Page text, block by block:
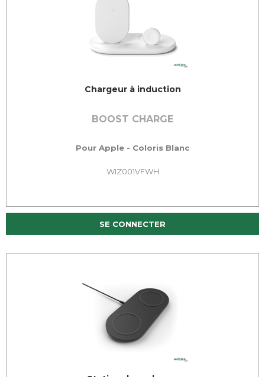
Chargeur à induction
BOOST CHARGE
Pour Apple - Coloris Blanc
WIZ001VFWH
SE CONNECTER